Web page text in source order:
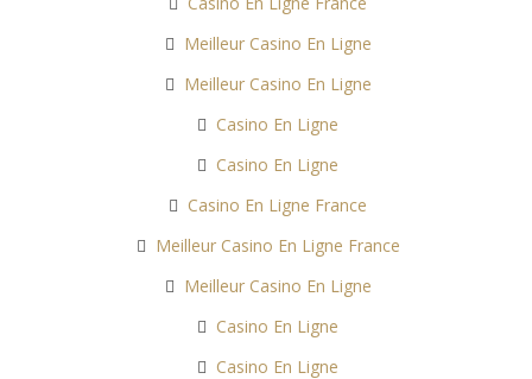
Meilleur Casino En Ligne
Meilleur Casino En Ligne
Casino En Ligne
Casino En Ligne
Casino En Ligne France
Meilleur Casino En Ligne France
Meilleur Casino En Ligne
Casino En Ligne
Casino En Ligne